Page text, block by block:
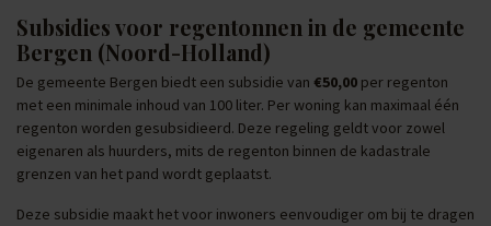
Subsidies voor regentonnen in de gemeente
Bergen (Noord-Holland)
De gemeente Bergen biedt een subsidie van €50,00 per regenton
met een minimale inhoud van 100 liter. Per woning kan maximaal één
regenton worden gesubsidieerd. Deze regeling geldt voor zowel
eigenaren als huurders, mits de regenton binnen de kadastrale
grenzen van het pand wordt geplaatst.
Deze subsidie maakt het voor inwoners eenvoudiger om bij te dragen